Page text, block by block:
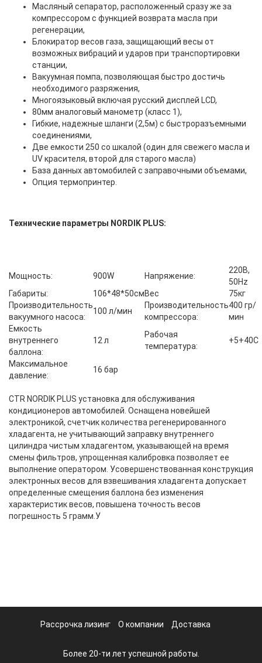
Масляный сепаратор, расположенный сразу же за
компрессором с функцией возврата масла при
регенерации,
Блокиратор весов газа, защищающий весы от
возможных вибраций и ударов при транспортировки
станции,
Вакуумная помпа, позволяющая быстро достичь
необходимого разряжения,
Многоязыковый включая русский дисплей LCD,
80мм аналоговый манометр (класс 1),
Гибкие, надежные шланги (2,5м) с быстроразъемными
соединениями,
Две емкости 250 со шкалой (один для свежего масла и
UV красителя, второй для старого масла)
База данных автомобилей с заправочными объемами,
Опция термопринтер.
Технические параметры NORDIK PLUS:
Мощность: 900W Напряжение:
220В,
50Hz
Габариты:
106*48*50смВес
75кг
Производительность
вакуумного насоса:
100 л/мин
Производительность
компрессора:
400 гр/
мин
Емкость
внутреннего
баллона:
12 л
Рабочая
температура:
+5+40С
Максимальное
давление:
16 бар
CTR NORDIK PLUS установка для обслуживания
кондиционеров автомобилей. Оснащена новейшей
электроникой, счетчик количества регенерированного
хладагента, не учитывающий заправку внутреннего
цилиндра чистым хладагентом, указывающей на время
смены фильтров, упрощенная калибровка позволяет ее
выполнение оператором. Усовершенствованная конструкция
электронных весов для взвешивания хладагента допускает
определенные смещения баллона без изменения
характеристик весов, повышена точность весов
погрешность 5 грамм.У
Рассрочка лизинг О компании Доставка
Более 20-ти лет успешной работы.